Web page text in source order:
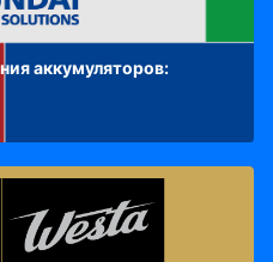
аккумуляторов: